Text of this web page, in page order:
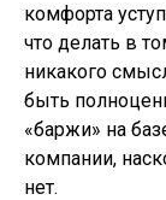
комфорта
что делать в
никакого
быть
«баржи» на
компании,
нет.